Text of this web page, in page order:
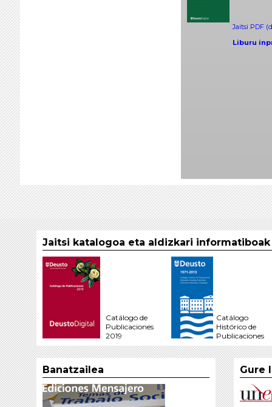
Jaitsi PDF
Liburu
Jaitsi katalogoa eta aldizkari informatiboak
Catálogo de
Publicaciones
2019
Catálogo
Histórico de
Publicaciones
Banatzailea Gure